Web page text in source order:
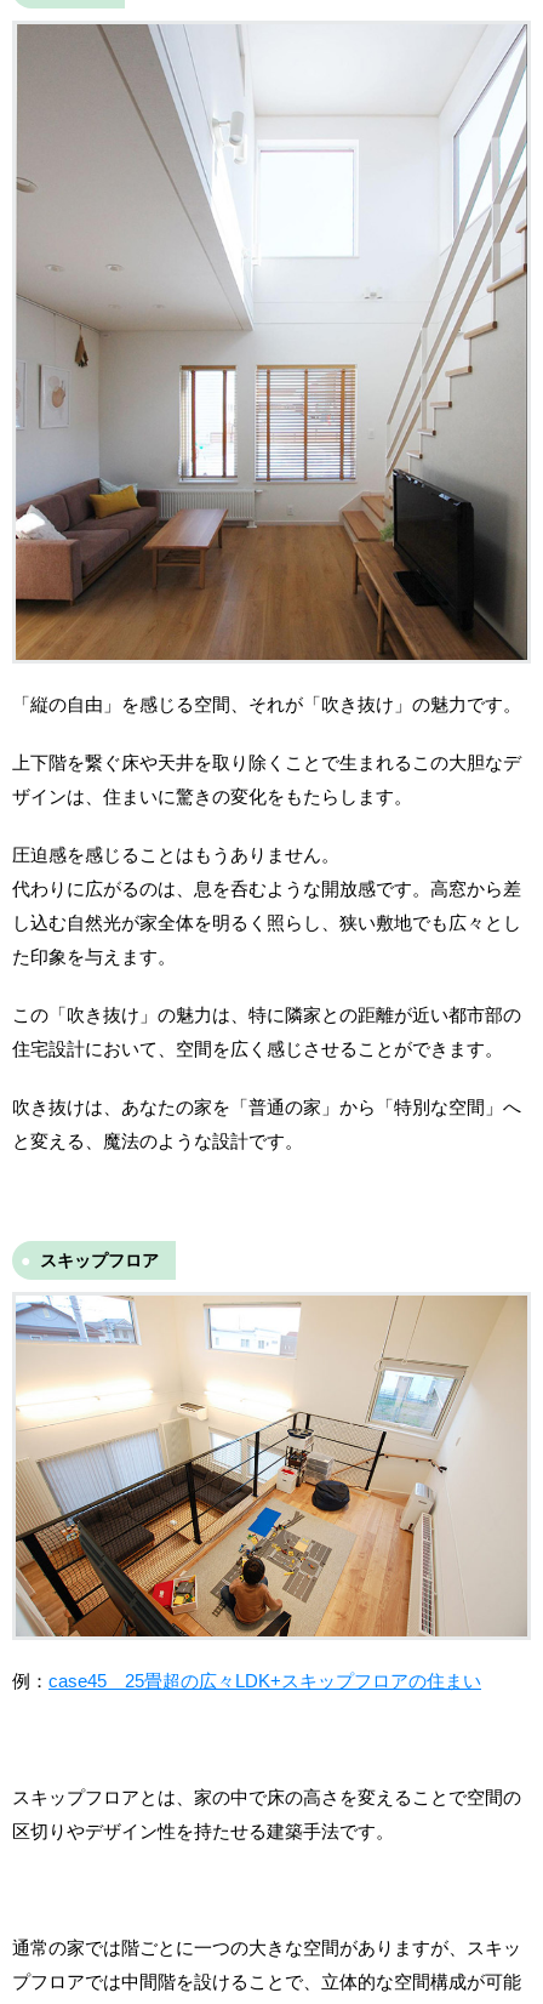
「縦の自由」を感じる空間、それが「吹き抜け」の魅力です。
上下階を繋ぐ床や天井を取り除くことで生まれるこの大胆なデ
ザインは、住まいに驚きの変化をもたらします。
圧迫感を感じることはもうありません。
代わりに広がるのは、息を呑むような開放感です。高窓から差
し込む自然光が家全体を明るく照らし、狭い敷地でも広々とし
た印象を与えます。
この「吹き抜け」の魅力は、特に隣家との距離が近い都市部の
住宅設計において、空間を広く感じさせることができます。
吹き抜けは、あなたの家を「普通の家」から「特別な空間」へ
と変える、魔法のような設計です。
スキップフロア
例： case45 25畳超の広々LDK+スキップフロアの住まい
スキップフロアとは、家の中で床の高さを変えることで空間の
区切りやデザイン性を持たせる建築手法です。
通常の家では階ごとに一つの大きな空間がありますが、スキッ
プフロアでは中間階を設けることで、立体的な空間構成が可能